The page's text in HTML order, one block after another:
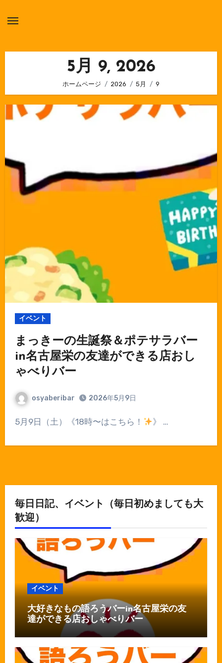
5月 9, 2026
ホームページ 2026 5月 9
イベント
まっきーの生誕祭＆ポテサラバー
in名古屋栄の友達ができる店おし
ゃべりバー
osyaberibar 2026年5月9日
5月9日（土）《18時〜はこちら！ 》 …
毎日日記、イベント（毎日初めましても大
歓迎）
イベント
大好きなもの語ろうバーin名古屋栄の友
達ができる店おしゃべりバー